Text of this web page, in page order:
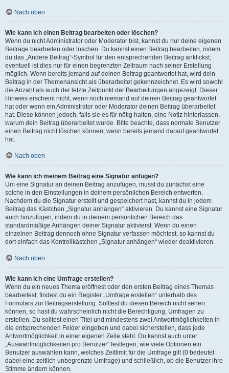
Nach oben
Wie kann ich einen Beitrag bearbeiten oder löschen?
Wenn du nicht Administrator oder Moderator bist, kannst du nur deine eigenen
Beiträge bearbeiten oder löschen. Du kannst einen Beitrag bearbeiten, indem
du das „Ändere Beitrag“-Symbol für den entsprechenden Beitrag anklickst;
eventuell ist dies nur für einen begrenzten Zeitraum nach seiner Erstellung
möglich. Wenn bereits jemand auf deinen Beitrag geantwortet hat, wird dein
Beitrag in der Themenansicht als überarbeitet gekennzeichnet. Es wird sowohl
die Anzahl als auch der letzte Zeitpunkt der Bearbeitungen angezeigt. Dieser
Hinweis erscheint nicht, wenn noch niemand auf deinen Beitrag geantwortet
hat oder wenn ein Administrator oder Moderator deinen Beitrag überarbeitet
hat. Diese können jedoch, falls sie es für nötig halten, eine Notiz hinterlassen,
warum dein Beitrag überarbeitet wurde. Bitte beachte, dass normale Benutzer
einen Beitrag nicht löschen können, wenn bereits jemand darauf geantwortet
hat.
Nach oben
Wie kann ich meinem Beitrag eine Signatur anfügen?
Um eine Signatur an deinen Beitrag anzufügen, musst du zunächst eine
solche in den Einstellungen in deinem persönlichen Bereich entwerfen.
Nachdem du die Signatur erstellt und gespeichert hast, kannst du in jedem
Beitrag das Kästchen „Signatur anhängen“ aktivieren. Du kannst eine Signatur
auch hinzufügen, indem du in deinem persönlichen Bereich das
standardmäßige Anhängen deiner Signatur aktivierst. Wenn du einen
einzelnen Beitrag dennoch ohne Signatur verfassen möchtest, so kannst du
dort einfach das Kontrollkästchen „Signatur anhängen“ wieder deaktivieren.
Nach oben
Wie kann ich eine Umfrage erstellen?
Wenn du ein neues Thema eröffnest oder den ersten Beitrag eines Themas
bearbeitest, findest du ein Register „Umfrage erstellen“ unterhalb des
Formulars zur Beitragserstellung. Solltest du diesen Bereich nicht sehen
können, so hast du wahrscheinlich nicht die Berechtigung, Umfragen zu
erstellen. Du solltest einen Titel und mindestens zwei Antwortmöglichkeiten in
die entsprechenden Felder eingeben und dabei sicherstellen, dass jede
Antwortmöglichkeit in einer eigenen Zeile steht. Du kannst auch unter
„Auswahlmöglichkeiten pro Benutzer“ festlegen, wie viele Optionen ein
Benutzer auswählen kann, welches Zeitlimit für die Umfrage gilt (0 bedeutet
dabei eine zeitlich unbegrenzte Umfrage) und schließlich, ob die Benutzer ihre
Stimme ändern können.